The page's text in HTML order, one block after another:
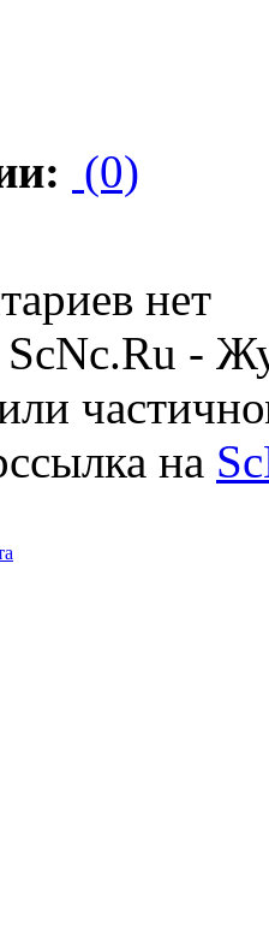
(0)
нет
-
на